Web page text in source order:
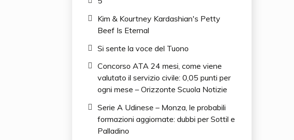
Kim & Kourtney Kardashian's Petty
Beef Is Eternal
Si sente la voce del Tuono
Concorso ATA 24 mesi, come viene
valutato il servizio civile: 0,05 punti per
ogni mese – Orizzonte Scuola Notizie
Serie A Udinese – Monza, le probabili
formazioni aggiornate: dubbi per Sottil e
Palladino